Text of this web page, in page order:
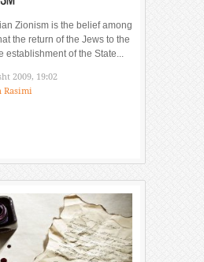
Zionism is the belief among
the return of the Jews to the
establishment of the State...
2009, 19:02
Rasimi